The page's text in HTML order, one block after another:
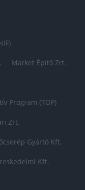
Market Építő Zrt.
Program (TOP)
Zrt.
Gyártó Kft.
Kft.